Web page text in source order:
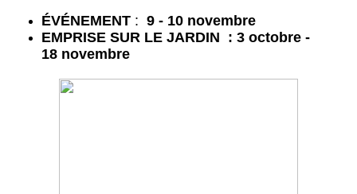
ÉVÉNEMENT : 9 - 10 novembre
EMPRISE SUR LE JARDIN : 3 octobre -
18 novembre